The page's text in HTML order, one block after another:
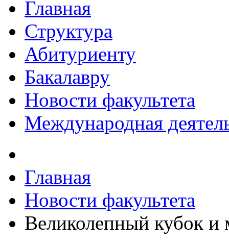
Главная
Структура
Абитуриенту
Бакалавру
Новости факультета
Международная
Главная
Новости факультета
Великолепный кубок и